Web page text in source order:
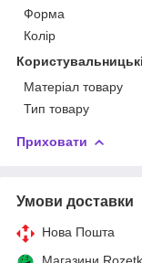
Форма
Колір
Матеріал товару
Тип товару
Приховати
Умови доставки
Нова Пошта
Магазини